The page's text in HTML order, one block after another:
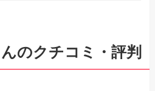
のクチコミ・評判